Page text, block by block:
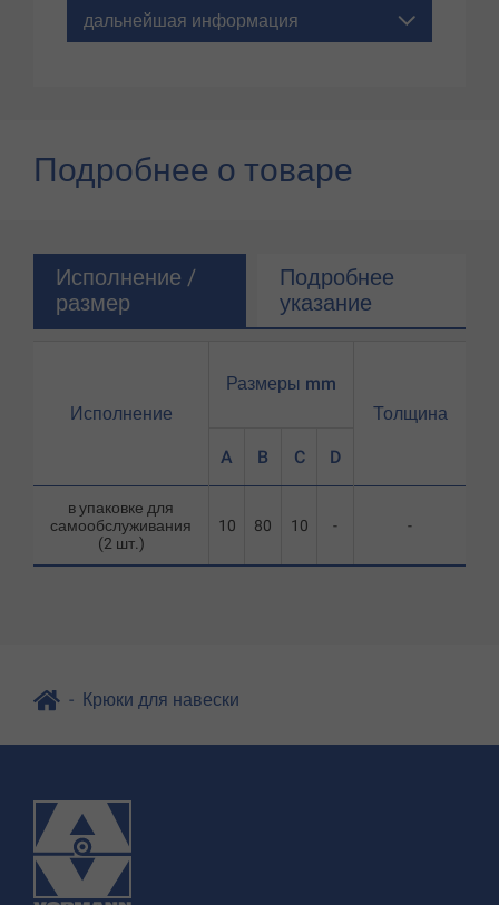
дальнейшая информация
Подробнее о товаре
Исполнение /
размер
Подробнее
указание
Исполнение
в упаковке для
самообслуживания
(2 шт.)
Размеры mm
A B C D
10 80 10 -
Толщина
-
Крюки для навески